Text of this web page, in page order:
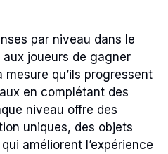
par niveau dans le
joueurs de gagner
qu’ils progressent
en complétant des
niveau offre des
uniques, des objets
améliorent l’expérience